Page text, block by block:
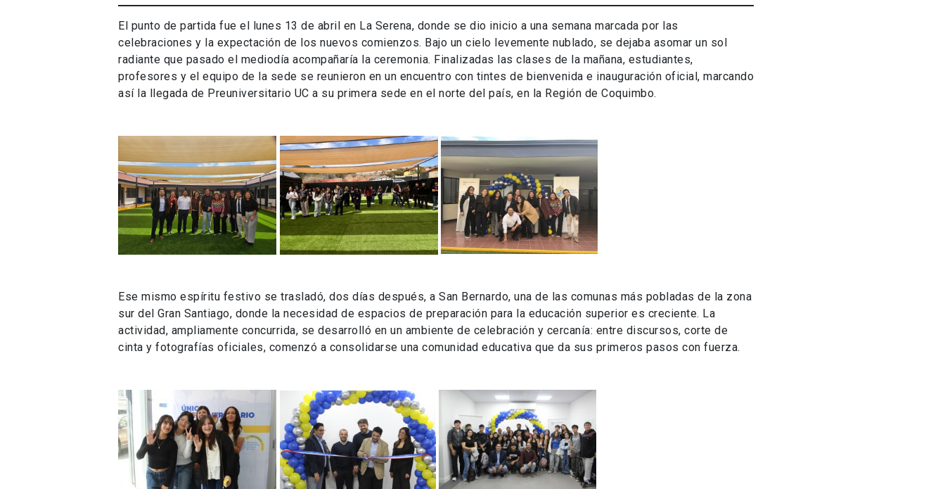
El punto de partida fue el lunes 13 de abril en La Serena, donde se dio inicio a una semana marcada por las
celebraciones y la expectación de los nuevos comienzos. Bajo un cielo levemente nublado, se dejaba asomar un sol
radiante que pasado el mediodía acompañaría la ceremonia. Finalizadas las clases de la mañana, estudiantes,
profesores y el equipo de la sede se reunieron en un encuentro con tintes de bienvenida e inauguración oficial, marcando
así la llegada de Preuniversitario UC a su primera sede en el norte del país, en la Región de Coquimbo.
Ese mismo espíritu festivo se trasladó, dos días después, a San Bernardo, una de las comunas más pobladas de la zona
sur del Gran Santiago, donde la necesidad de espacios de preparación para la educación superior es creciente. La
actividad, ampliamente concurrida, se desarrolló en un ambiente de celebración y cercanía: entre discursos, corte de
cinta y fotografías oficiales, comenzó a consolidarse una comunidad educativa que da sus primeros pasos con fuerza.